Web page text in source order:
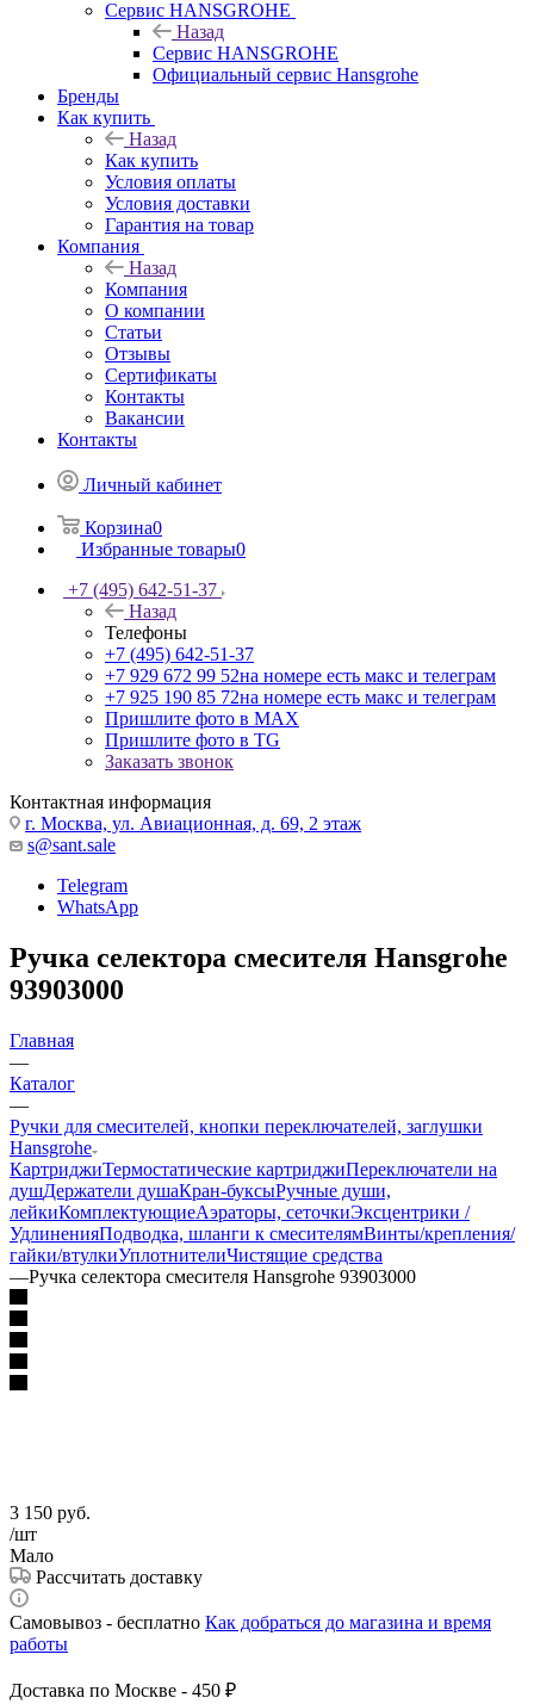
Сервис HANSGROHE
Назад
Сервис HANSGROHE
Официальный сервис Hansgrohe
Бренды
Как купить
Назад
Как купить
Условия оплаты
Условия доставки
Гарантия на товар
Компания
Назад
Компания
О компании
Статьи
Отзывы
Сертификаты
Контакты
Вакансии
Контакты
Личный кабинет
Корзина0
Избранные товары0
+7 (495) 642-51-37
Назад
Телефоны
+7 (495) 642-51-37
+7 929 672 99 52на номере есть макс и телеграм
+7 925 190 85 72на номере есть макс и телеграм
Пришлите фото в MAX
Пришлите фото в TG
Заказать звонок
Контактная информация
г. Москва, ул. Авиационная, д. 69, 2 этаж
s@sant.sale
Telegram
WhatsApp
Ручка селектора смесителя Hansgrohe
93903000
Главная
—
Каталог
—
Ручки для смесителей, кнопки переключателей, заглушки
Hansgrohe
КартриджиТермостатические картриджиПереключатели на
душДержатели душаКран-буксыРучные души,
лейкиКомплектующиеАэраторы, сеточкиЭксцентрики /
УдлиненияПодводка, шланги к смесителямВинты/крепления/
гайки/втулкиУплотнителиЧистящие средства
—Ручка селектора смесителя Hansgrohe 93903000
3 150 руб.
/шт
Мало
Рассчитать доставку
Самовывоз - бесплатно Как добраться до магазина и время
работы
Доставка по Москве - 450 ₽